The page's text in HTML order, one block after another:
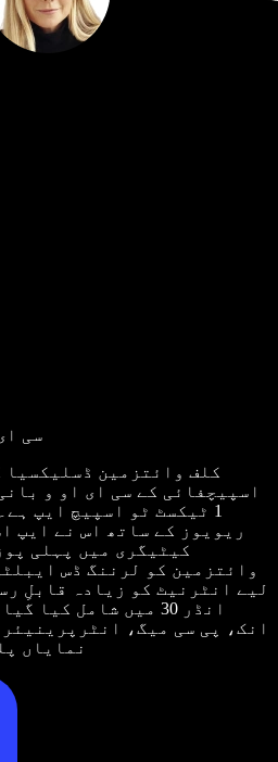
سی
کلف وائتزمین ڈسلیکسیا
اسپیچفائی کے سی ای او و
ریویوز کے ساتھ اس نے ایپ
وائتزمین کو لرننگ ڈس
انڈر 30 میں شامل
انک، پی سی میگ،
نمایاں